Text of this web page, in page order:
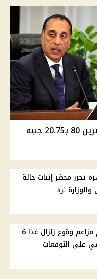
أسعار الوقود في مصر اليوم .. بنزين 80 بـ20.75 جنيه
الأسرة تحرر محضر إثبات حالة
ترد
البحوث الفلكية تحسم مزاعم وقوع زلزال غدًا 6
على التوقعات